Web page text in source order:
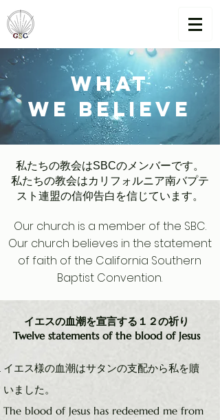
What
we believe
私たちの教会はSBCのメンバーです。
私たちの教会はカリフォルニア南バプテ
スト連盟の信仰告白を信じています。
Our church is a member of the SBC.
Our church believes in the statement
of faith of the California Southern
Baptist Convention.
イエスの血潮を宣言する１２の祈り
Twelve statements of the blood of Jesus
イエス様の血潮はサタンの支配から私を贖
いました。
The blood of Jesus has redeemed me from